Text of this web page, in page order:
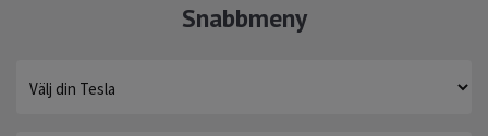
Snabbmeny